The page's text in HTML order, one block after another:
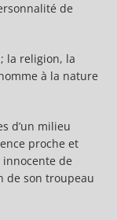
de
la religion, la
à la nature
d’un milieu
proche et
de
de son troupeau